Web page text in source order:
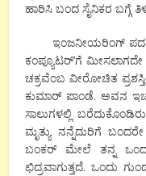
ಹಾರಿಸಿ ಬಂದ ಸೈನಿಕರ ಬಗ್ಗೆ
ಇಂಜನೀಯರಿಂಗ್
ಕಂಪ್ಯೂಟರ್’ಗೆ ಮೀಸಲಾಗದೇ
ಚಕ್ರವೆಂಬ ವೀರೋಚಿತ
ಕುಮಾರ್ ಪಾಂಡೆ. ಅವನ
ಸಾಲುಗಳಲ್ಲಿ
ಮೃತ್ಯು ನನ್ನೆದುರಿಗೆ
ಬಂಕರ್ ಮೇಲೆ ತನ್ನ
ಛಿದ್ರವಾಗುತ್ತದೆ. ಒಂದು